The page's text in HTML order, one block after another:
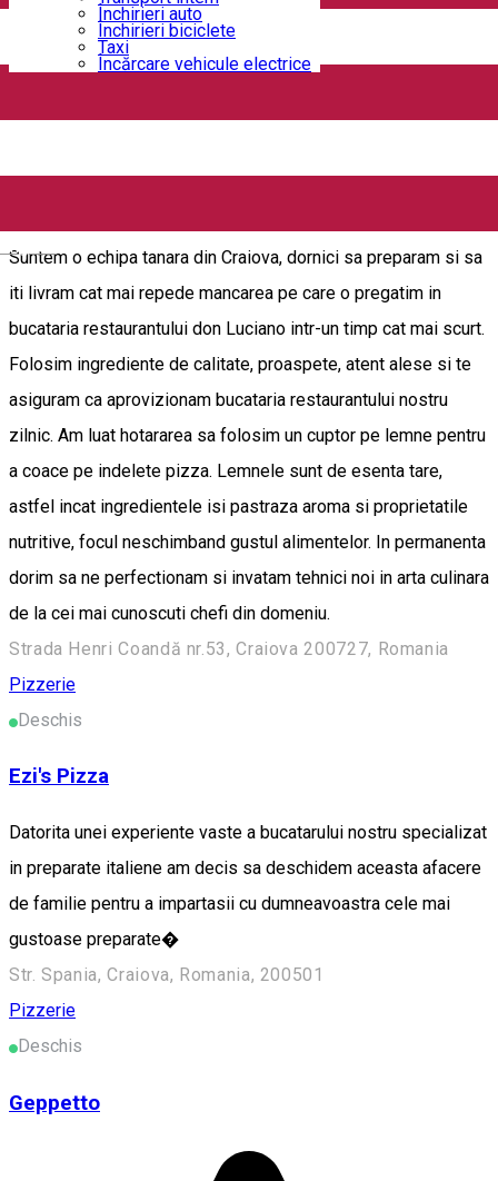
English
Închirieri auto
Închirieri biciclete
Taxi
Încărcare vehicule electrice
Pizzerie Resturant Don Lucianoo Bailesti
Strada Victoriei, nr 116, Băilești, Romania
Suntem o echipa tanara din Craiova, dornici sa preparam si sa
iti livram cat mai repede mancarea pe care o pregatim in
bucataria restaurantului don Luciano intr-un timp cat mai scurt.
Folosim ingrediente de calitate, proaspete, atent alese si te
asiguram ca aprovizionam bucataria restaurantului nostru
zilnic. Am luat hotararea sa folosim un cuptor pe lemne pentru
a coace pe indelete pizza. Lemnele sunt de esenta tare,
astfel incat ingredientele isi pastraza aroma si proprietatile
nutritive, focul neschimband gustul alimentelor. In permanenta
dorim sa ne perfectionam si invatam tehnici noi in arta culinara
de la cei mai cunoscuti chefi din domeniu.
Strada Henri Coandă nr.53, Craiova 200727, Romania
Pizzerie
Deschis
Ezi's Pizza
Datorita unei experiente vaste a bucatarului nostru specializat
in preparate italiene am decis sa deschidem aceasta afacere
de familie pentru a impartasii cu dumneavoastra cele mai
gustoase preparate�
Str. Spania, Craiova, Romania, 200501
Pizzerie
Deschis
Geppetto